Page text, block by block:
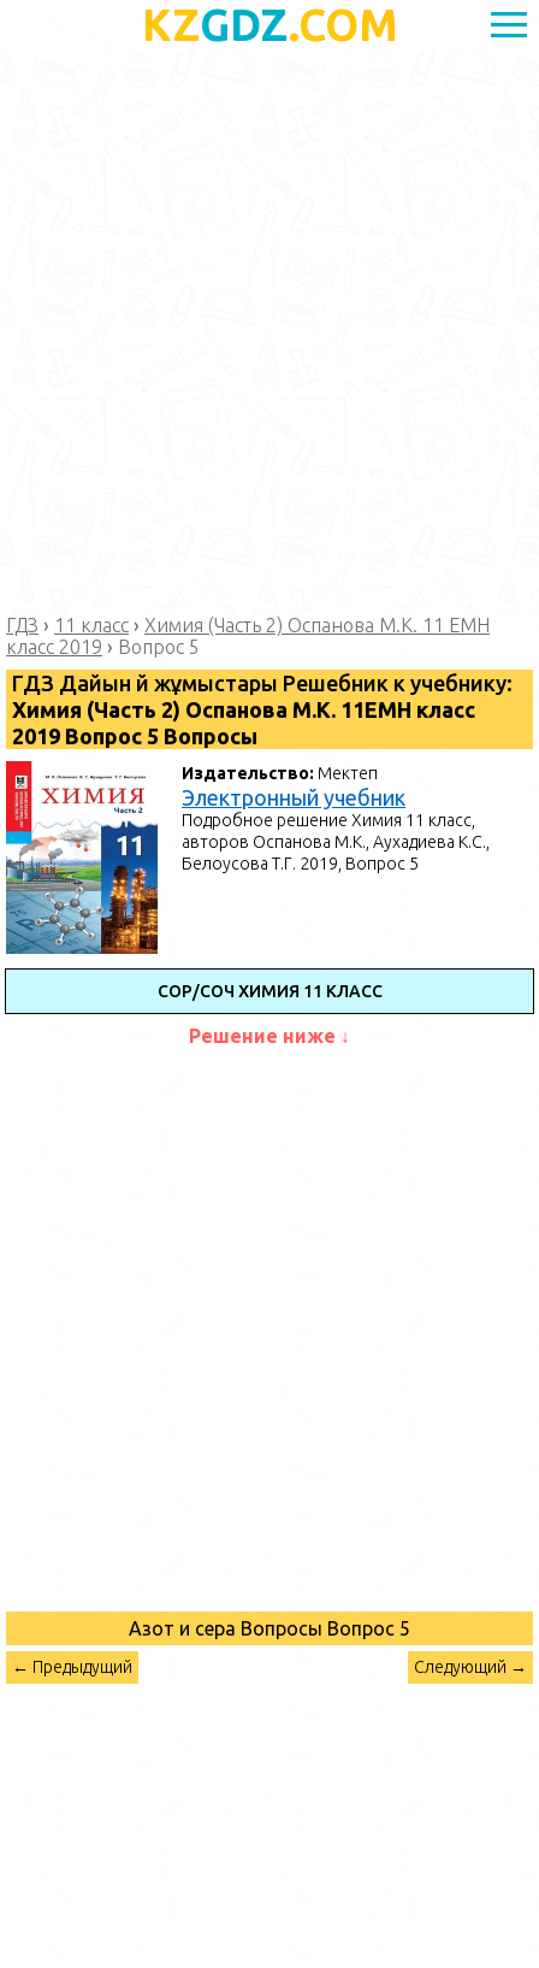
KZGDZ.COM
ГДЗ › 11 класс › Химия (Часть 2) Оспанова М.К. 11 ЕМН
класс 2019 › Вопрос 5
ГДЗ Дайын үй жұмыстары Решебник к учебнику:
Химия (Часть 2) Оспанова М.К. 11ЕМН класс
2019 Вопрос 5 Вопросы
Издательство: Мектеп
Электронный учебник
Подробное решение Химия 11 класс,
авторов Оспанова М.К., Аухадиева К.С.,
Белоусова Т.Г. 2019, Вопрос 5
СОР/СОЧ ХИМИЯ 11 КЛАСС
Решение ниже ↓
Азот и сера Вопросы Вопрос 5
← Предыдущий Следующий →